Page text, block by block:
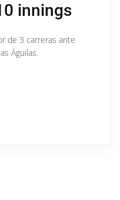
innings
de 3 carreras ante
Águilas.